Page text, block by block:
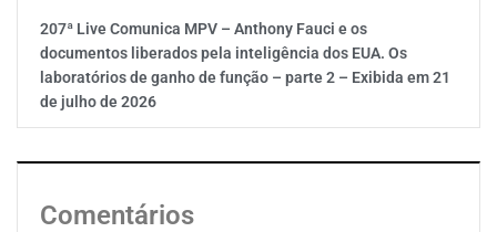
207ª Live Comunica MPV – Anthony Fauci e os
documentos liberados pela inteligência dos EUA. Os
laboratórios de ganho de função – parte 2 – Exibida em 21
de julho de 2026
Comentários